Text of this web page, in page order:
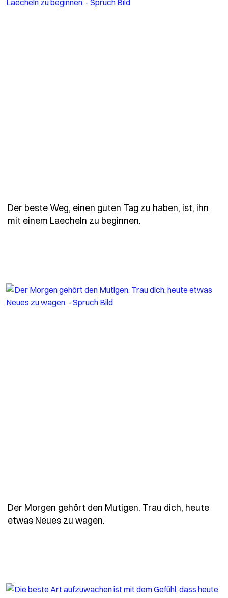
Der beste Weg, einen guten Tag zu haben, ist, ihn
mit einem Laecheln zu beginnen.
Der Morgen gehört den Mutigen. Trau dich, heute
etwas Neues zu wagen.